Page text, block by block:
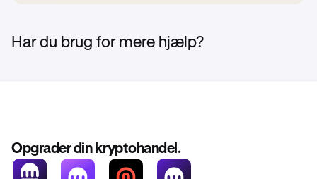
Har du brug for mere hjælp?
Opgrader din kryptohandel.